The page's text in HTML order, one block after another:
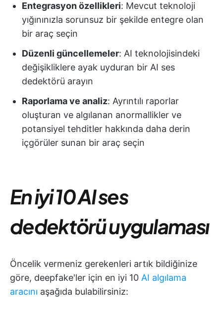
Entegrasyon özellikleri: Mevcut teknoloji
yığınınızla sorunsuz bir şekilde entegre olan
bir araç seçin
Düzenli güncellemeler: AI teknolojisindeki
değişikliklere ayak uyduran bir AI ses
dedektörü arayın
Raporlama ve analiz: Ayrıntılı raporlar
oluşturan ve algılanan anormallikler ve
potansiyel tehditler hakkında daha derin
içgörüler sunan bir araç seçin
En iyi 10 AI ses
dedektörü uygulaması
Öncelik vermeniz gerekenleri artık bildiğinize
göre, deepfake'ler için en iyi 10 AI algılama
aracını aşağıda bulabilirsiniz: